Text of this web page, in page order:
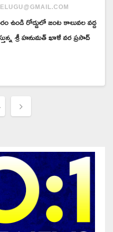
ఉండి రోడ్డులో జంట కాలువల వద్ద
శ్రీ హనుమత్ ఖాళీ వర ప్రసాద్